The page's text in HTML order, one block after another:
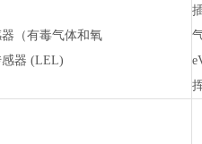
（有毒气体和氧
器 (LEL)